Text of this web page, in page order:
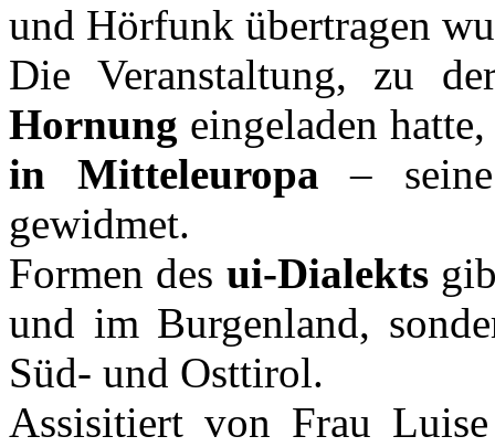
und Hörfunk übertragen
Die Veranstaltung, zu
Hornung eingeladen
in Mitteleuropa –
gewidmet.
Formen des ui-Dialekts
und im Burgenland,
Süd- und Osttirol.
Assisitiert von Frau